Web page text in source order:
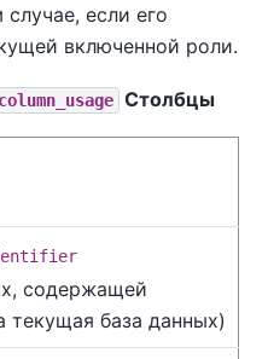
если его
включенной роли.
Столбцы
содержащей
текущая база данных)